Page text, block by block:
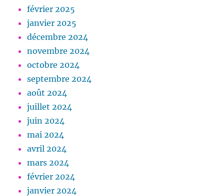
février 2025
janvier 2025
décembre 2024
novembre 2024
octobre 2024
septembre 2024
août 2024
juillet 2024
juin 2024
mai 2024
avril 2024
mars 2024
février 2024
janvier 2024